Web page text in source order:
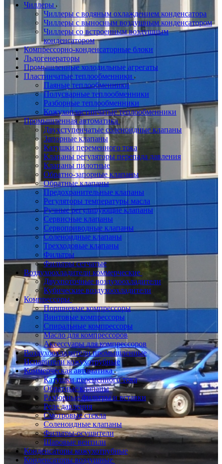
Чиллеры
Чиллеры с водяным охлаждением конденсатора
Чиллеры с выносным воздушным конденсатором
Чиллеры со встроенным воздушным
конденсатором
Компрессорно-конденсаторные блоки
Льдогенераторы
Промышленные холодильные агрегаты
Пластинчатые теплообменники
Паяные теплообменники
Полусварные теплообменники
Разборные теплообменники
Кожухопластинчатые теплообменники
Промышленная автоматика
Двухступенчатые соленоидные клапаны
Запорные клапаны
Катушки переменного тока
Клапаны регуляторы перепада давления
Клапаны пилотные
Обратно-запорные клапаны
Обратные клапаны
Предохранительные клапаны
Регуляторы температуры масла
Ручные регулирующие клапаны
Сервисные клапаны
Сервоприводные клапаны
Соленоидные клапаны
Трехходовые клапаны
Фильтры
Фильтры сетчатые
Воздухоохладители коммерческие
Двухпоточные воздухоохладители
Кубические воздухоохладители
Компрессоры
Поршневые компрессоры
Винтовые компрессоры
Спиральные компрессоры
Масло для компрессоров
Аксессуары для компрессоров
Воздухоохладители промышленные
Испарители кожухотрубные
Коммерческая автоматика
Катушки переменного тока
Обратные клапаны
Разборные фильтры и вставки
Реле давления
Смотровые стекла
Соленоидные клапаны
Фильтры-осушители
Шаровые вентили
Конденсаторы кожухотрубные
Конденсаторы воздушные